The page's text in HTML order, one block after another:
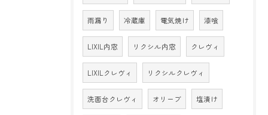
雨漏り 冷蔵庫 電気焼け 漆喰
LIXIL内窓 リクシル内窓 クレヴィ
LIXILクレヴィ リクシルクレヴィ
洗面台クレヴィ オリーブ 塩漬け